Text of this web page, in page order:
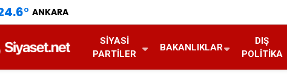
° ANKARA
SIYASI
PARTILER
BAKANLIKLAR
DIŞ
POLITIKA